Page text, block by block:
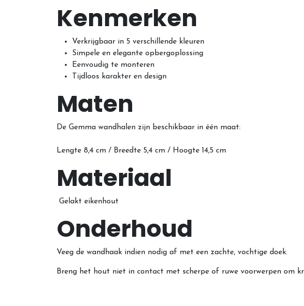
Kenmerken
Verkrijgbaar in 5 verschillende kleuren
Simpele en elegante opbergoplossing
Eenvoudig te monteren
Tijdloos karakter en design
Maten
De Gemma wandhalen zijn beschikbaar in één maat:
Lengte 8,4 cm / Breedte 5,4 cm / Hoogte 14,5 cm
Materiaal
Gelakt eikenhout
Onderhoud
Veeg de wandhaak indien nodig af met een zachte, vochtige doek.
Breng het hout niet in contact met scherpe of ruwe voorwerpen om